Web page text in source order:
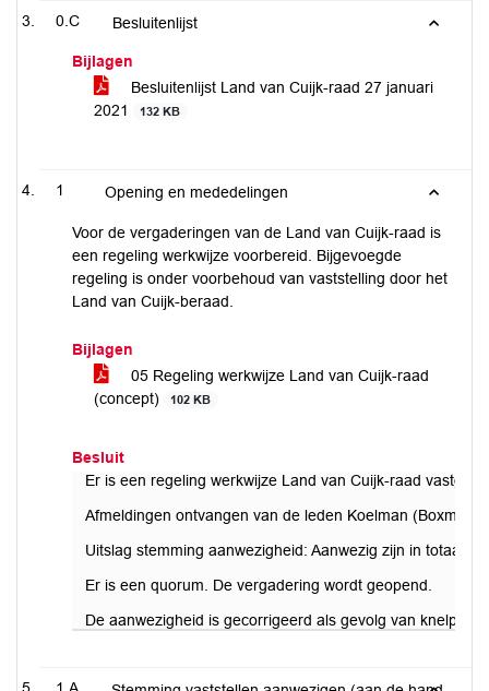
0.C Besluitenlijst
Bijlagen
Besluitenlijst Land van Cuijk-raad 27 januari
2021
132 KB
1 Opening en mededelingen
Voor de vergaderingen van de Land van Cuijk-raad is
een regeling werkwijze voorbereid. Bijgevoegde
regeling is onder voorbehoud van vaststelling door het
Land van Cuijk-beraad.
Bijlagen
05 Regeling werkwijze Land van Cuijk-raad
(concept)
102 KB
Besluit
Er is een regeling werkwijze Land van Cuijk-raad
Afmeldingen ontvangen van de leden Koelman
Uitslag stemming aanwezigheid: Aanwezig zijn in totaal
Er is een quorum. De vergadering wordt geopend.
De aanwezigheid is gecorrigeerd als gevolg van